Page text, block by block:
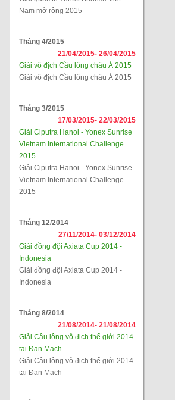
Nam mở rộng 2015
Tháng 4/2015
21/04/2015- 26/04/2015
Giải vô địch Cầu lông châu Á 2015
Giải vô địch Cầu lông châu Á 2015
Tháng 3/2015
17/03/2015- 22/03/2015
Giải Ciputra Hanoi - Yonex Sunrise
Vietnam International Challenge
2015
Giải Ciputra Hanoi - Yonex Sunrise
Vietnam International Challenge
2015
Tháng 12/2014
27/11/2014- 03/12/2014
Giải đồng đội Axiata Cup 2014 -
Indonesia
Giải đồng đội Axiata Cup 2014 -
Indonesia
Tháng 8/2014
21/08/2014- 21/08/2014
Giải Cầu lông vô địch thế giới 2014
tại Đan Mạch
Giải Cầu lông vô địch thế giới 2014
tại Đan Mạch